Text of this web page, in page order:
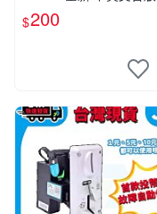
PlayStation 遊戲片
$200